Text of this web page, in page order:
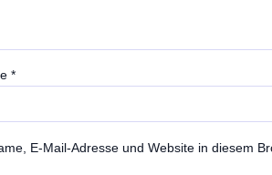
*
E-Mail-Adresse und Website in diesem